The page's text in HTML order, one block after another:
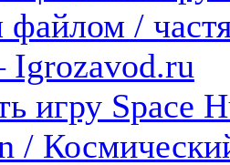
/
игру Space
/